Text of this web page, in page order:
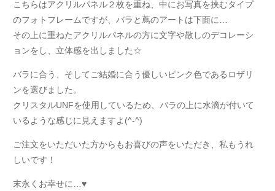
こちらはアクリルパネル２枚を重ね、中にお写真を挟むタイプ
のフォトフレームですが、バラと蔦のアートは下面に…
その上に重ねたアクリルパネルの方に文字や散しのデコレーシ
ョンをし、立体感を出しました☆
バラに合う、そしてご結婚に合う優しいピンク色であるロザリ
ンを選びました。
クリスタルUNFを使用しているため、バラの上に水滴が付いて
いるような感じに見えますよ(^-^)
ご注文をいただいた方からもお喜びの声をいただき、私もうれ
しいです！
末永くお幸せに…♥︎